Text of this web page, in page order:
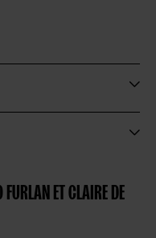
ET CLAIRE DE